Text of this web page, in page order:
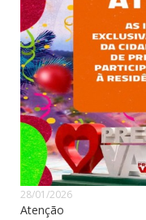
28/01/2026
Atenção